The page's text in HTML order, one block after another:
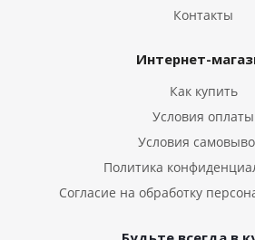
Контакты
Интернет-
Как купить
Условия оплаты
Условия
Политика
Согласие на обработку